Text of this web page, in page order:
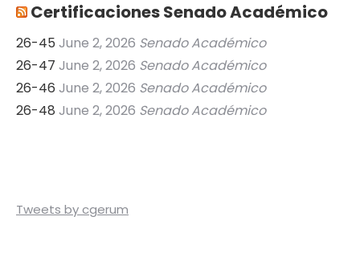
Certificaciones Senado Académico
26-45 June 2, 2026 Senado Académico
26-47 June 2, 2026 Senado Académico
26-46 June 2, 2026 Senado Académico
26-48 June 2, 2026 Senado Académico
Tweets by cgerum